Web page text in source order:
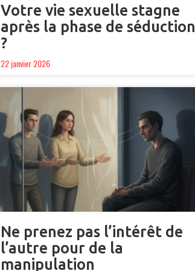
Votre vie sexuelle stagne
après la phase de séduction
?
22 janvier 2026
Ne prenez pas l’intérêt de
l’autre pour de la
manipulation